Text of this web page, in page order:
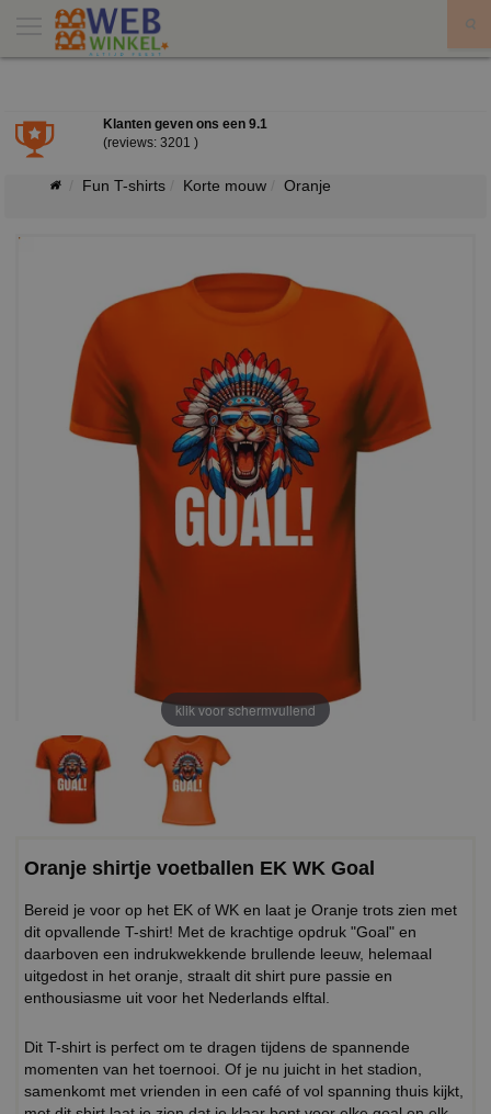
Klanten geven ons een 9.1
(reviews: 3201 )
Fun T-shirts Korte mouw Oranje
klik voor schermvullend
Oranje shirtje voetballen EK WK Goal
Bereid je voor op het EK of WK en laat je Oranje trots zien met
dit opvallende T-shirt! Met de krachtige opdruk "Goal" en
daarboven een indrukwekkende brullende leeuw, helemaal
uitgedost in het oranje, straalt dit shirt pure passie en
enthousiasme uit voor het Nederlands elftal.
Dit T-shirt is perfect om te dragen tijdens de spannende
momenten van het toernooi. Of je nu juicht in het stadion,
samenkomt met vrienden in een café of vol spanning thuis kijkt,